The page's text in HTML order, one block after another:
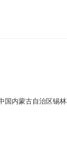
价金额包含：单价
内蒙古自治区锡
东乌珠穆沁旗西